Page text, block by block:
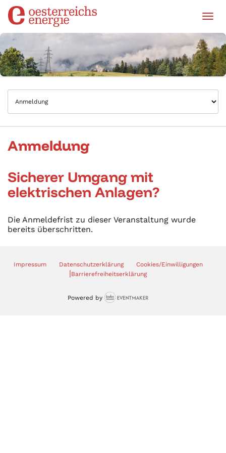
Anmeldung
Sicherer Umgang mit
elektrischen Anlagen?
Die Anmeldefrist zu dieser Veranstaltung wurde
bereits überschritten.
Impressum Datenschutzerklärung Cookies/Einwilligungen
|Barrierefreiheitserklärung
Powered by